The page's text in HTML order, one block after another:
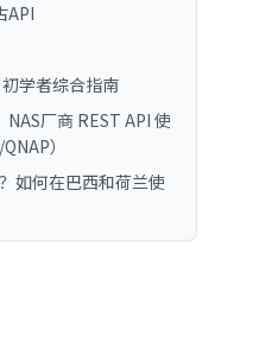
API
学者综合指南
厂商 REST API 使
）
如何在巴西和荷兰使